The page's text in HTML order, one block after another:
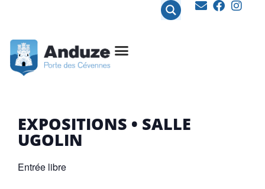
EXPOSITIONS • SALLE
UGOLIN
Entrée libre